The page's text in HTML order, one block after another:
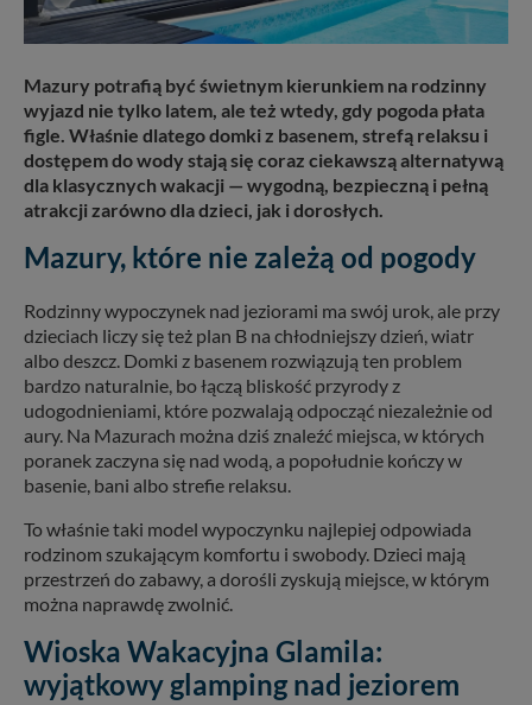
Mazury potrafią być świetnym kierunkiem na rodzinny
wyjazd nie tylko latem, ale też wtedy, gdy pogoda płata
figle. Właśnie dlatego domki z basenem, strefą relaksu i
dostępem do wody stają się coraz ciekawszą alternatywą
dla klasycznych wakacji — wygodną, bezpieczną i pełną
atrakcji zarówno dla dzieci, jak i dorosłych.
Mazury, które nie zależą od pogody
Rodzinny wypoczynek nad jeziorami ma swój urok, ale przy
dzieciach liczy się też plan B na chłodniejszy dzień, wiatr
albo deszcz. Domki z basenem rozwiązują ten problem
bardzo naturalnie, bo łączą bliskość przyrody z
udogodnieniami, które pozwalają odpocząć niezależnie od
aury. Na Mazurach można dziś znaleźć miejsca, w których
poranek zaczyna się nad wodą, a popołudnie kończy w
basenie, bani albo strefie relaksu.
To właśnie taki model wypoczynku najlepiej odpowiada
rodzinom szukającym komfortu i swobody. Dzieci mają
przestrzeń do zabawy, a dorośli zyskują miejsce, w którym
można naprawdę zwolnić.
Wioska Wakacyjna Glamila:
wyjątkowy glamping nad jeziorem